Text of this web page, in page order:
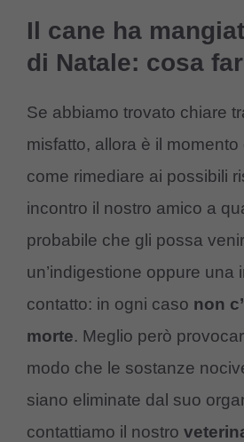
Il cane ha
di Natale: cosa
Se abbiamo trovato chiare
misfatto, allora è il
come rimediare ai possibili
incontro il nostro amico a
probabile che gli possa
un’indigestione oppure una
contatto: in ogni caso non
morte. Meglio però
modo che le sostanze
siano eliminate dal suo
contattiamo il nostro